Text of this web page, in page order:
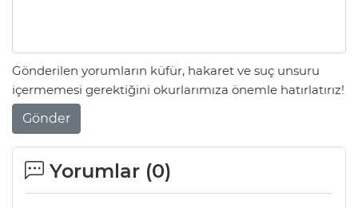
Gönderilen yorumların küfür, hakaret ve suç unsuru
içermemesi gerektiğini okurlarımıza önemle hatırlatırız!
Gönder
Yorumlar (0)